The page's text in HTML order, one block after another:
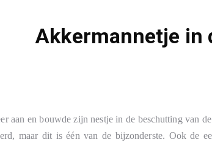
Akkermannetje in
aan en bouwde zijn nestje in de beschutting van
maar dit is één van de bijzonderste. Ook de